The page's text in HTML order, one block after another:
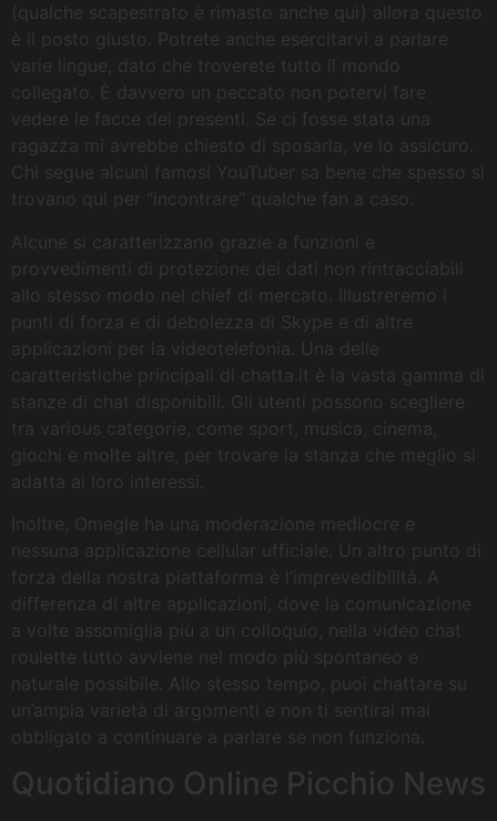
(qualche scapestrato è rimasto anche qui) allora questo
è il posto giusto. Potrete anche esercitarvi a parlare
varie lingue, dato che troverete tutto il mondo
collegato. È davvero un peccato non potervi fare
vedere le facce dei presenti. Se ci fosse stata una
ragazza mi avrebbe chiesto di sposarla, ve lo assicuro.
Chi segue alcuni famosi YouTuber sa bene che spesso si
trovano qui per “incontrare” qualche fan a caso.
Alcune si caratterizzano grazie a funzioni e
provvedimenti di protezione dei dati non rintracciabili
allo stesso modo nel chief di mercato. Illustreremo i
punti di forza e di debolezza di Skype e di altre
applicazioni per la videotelefonia. Una delle
caratteristiche principali di chatta.it è la vasta gamma di
stanze di chat disponibili. Gli utenti possono scegliere
tra various categorie, come sport, musica, cinema,
giochi e molte altre, per trovare la stanza che meglio si
adatta ai loro interessi.
Inoltre, Omegle ha una moderazione mediocre e
nessuna applicazione cellular ufficiale. Un altro punto di
forza della nostra piattaforma è l’imprevedibilità. A
differenza di altre applicazioni, dove la comunicazione
a volte assomiglia più a un colloquio, nella video chat
roulette tutto avviene nel modo più spontaneo e
naturale possibile. Allo stesso tempo, puoi chattare su
un’ampia varietà di argomenti e non ti sentirai mai
obbligato a continuare a parlare se non funziona.
Quotidiano Online Picchio News